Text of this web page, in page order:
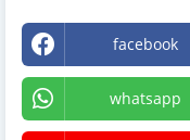
facebook
whatsapp